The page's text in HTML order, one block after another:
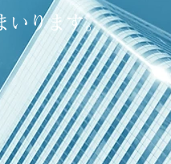
いります。